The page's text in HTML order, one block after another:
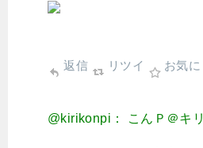
返信 リツイ お気に
@kirikonpi： こんＰ＠キリ